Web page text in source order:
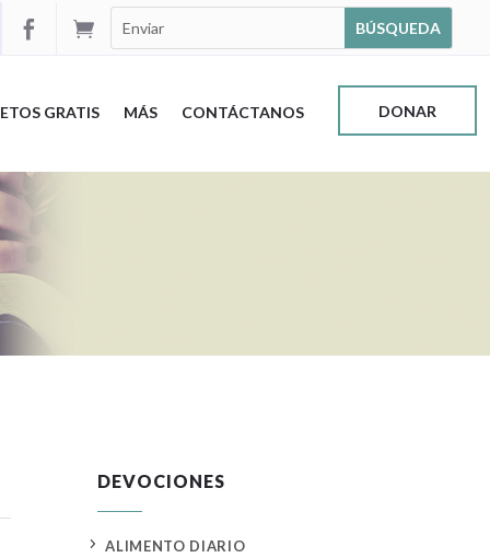


GRATIS MÁS CONTÁCTANOS DONAR
DEVOCIONES
5 ALIMENTO DIARIO